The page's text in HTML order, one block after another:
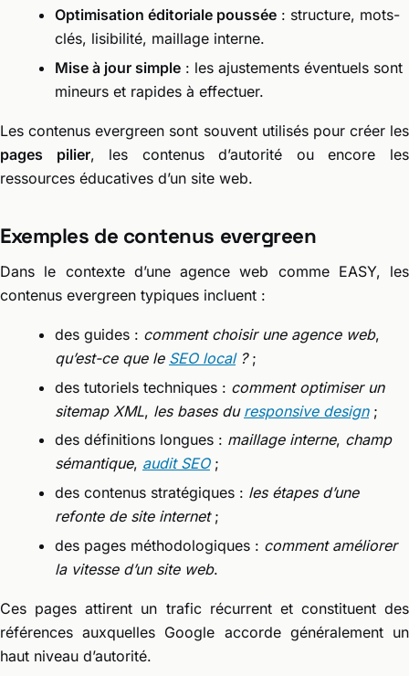
Optimisation éditoriale poussée : structure, mots-
clés, lisibilité, maillage interne.
Mise à jour simple : les ajustements éventuels sont
mineurs et rapides à effectuer.
Les contenus evergreen sont souvent utilisés pour créer les
pages pilier, les contenus d’autorité ou encore les
ressources éducatives d’un site web.
Exemples de contenus evergreen
Dans le contexte d’une agence web comme EASY, les
contenus evergreen typiques incluent :
des guides : comment choisir une agence web,
qu’est-ce que le SEO local?;
des tutoriels techniques : comment optimiser un
sitemap XML, les bases du responsive design;
des définitions longues : maillage interne, champ
sémantique, audit SEO;
des contenus stratégiques : les étapes d’une
refonte de site internet;
des pages méthodologiques : comment améliorer
la vitesse d’un site web.
Ces pages attirent un trafic récurrent et constituent des
références auxquelles Google accorde généralement un
haut niveau d’autorité.